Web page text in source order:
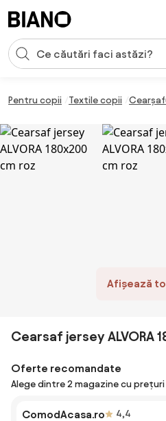
Introducerea căutării
Pentru copii Textile copii
Afișează
Cearsaf jersey ALVORA
Oferte recomandate
Alege dintre 2 magazine cu prețuri
ComodAcasa.ro
4,4